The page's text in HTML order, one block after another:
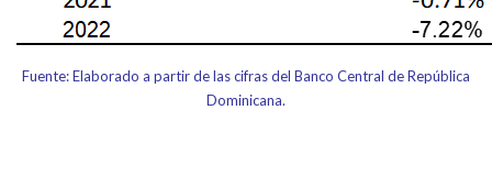
Fuente: Elaborado a partir de las cifras del Banco Central de República
Dominicana.